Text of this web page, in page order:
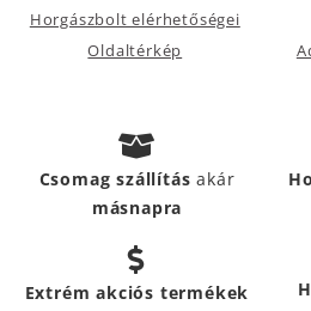
Horgászbolt elérhetőségei
Oldaltérkép
Csomag szállításakár
másnapra
Extrém akciós termékek